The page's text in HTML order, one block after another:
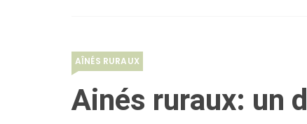
AÎNÉS RURAUX
Ainés ruraux: un